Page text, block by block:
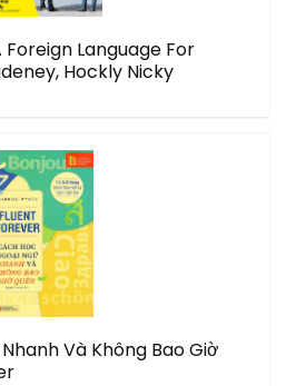
Foreign Language For
Hockly Nicky
Và Không Bao Giờ